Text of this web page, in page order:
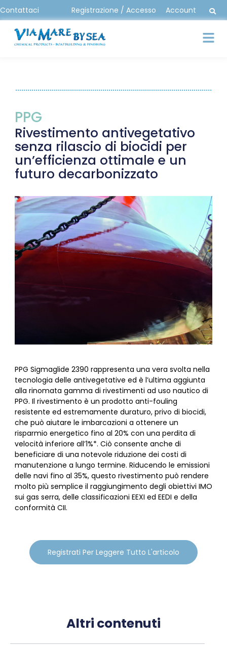
Contattaci Registrazione / Accesso Account
PPG
Rivestimento antivegetativo
senza rilascio di biocidi per
un’efficienza ottimale e un
futuro decarbonizzato
PPG Sigmaglide 2390 rappresenta una vera svolta nella
tecnologia delle antivegetative ed è l’ultima aggiunta
alla rinomata gamma di rivestimenti ad uso nautico di
PPG. Il rivestimento è un prodotto anti-fouling
resistente ed estremamente duraturo, privo di biocidi,
che può aiutare le imbarcazioni a ottenere un
risparmio energetico fino al 20% con una perdita di
velocità inferiore all’1%*. Ciò consente anche di
beneficiare di una notevole riduzione dei costi di
manutenzione a lungo termine. Riducendo le emissioni
delle navi fino al 35%, questo rivestimento può rendere
molto più semplice il raggiungimento degli obiettivi IMO
sui gas serra, delle classificazioni EEXI ed EEDI e della
conformità CII.
Registrati Per Leggere Tutto L'articolo
Altri contenuti